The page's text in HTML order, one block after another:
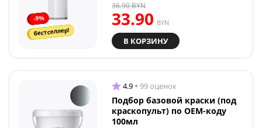
-9%
бестселлер!
33.90 BYN
36.90BYN
В КОРЗИНУ
4.9 99 оценок
Подбор базовой краски (под
краскопульт) по OEM-коду
100мл